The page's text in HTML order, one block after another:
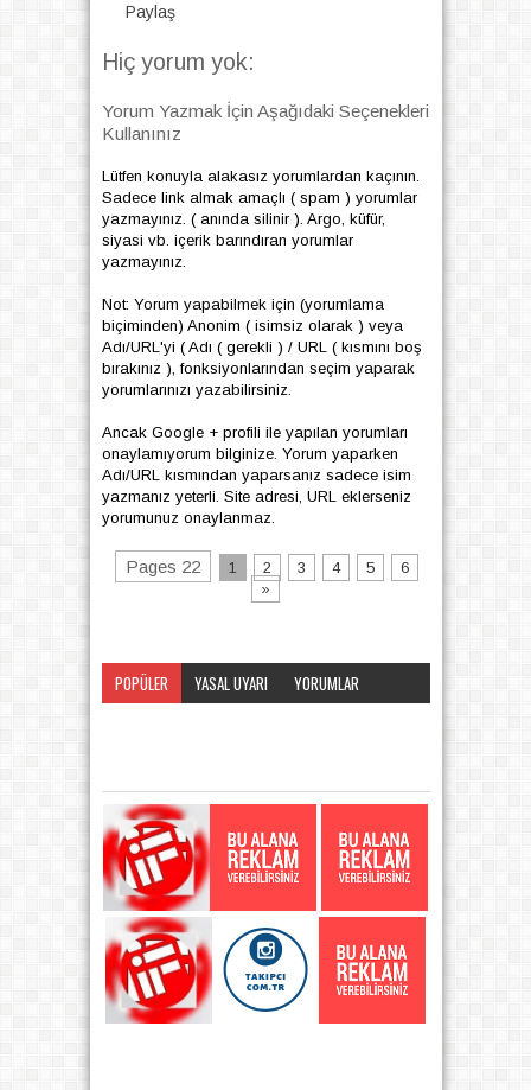
Paylaş
Hiç yorum yok:
Yorum Yazmak İçin Aşağıdaki Seçenekleri
Kullanınız
Lütfen konuyla alakasız yorumlardan kaçının.
Sadece link almak amaçlı ( spam ) yorumlar
yazmayınız. ( anında silinir ). Argo, küfür,
siyasi vb. içerik barındıran yorumlar
yazmayınız.
Not: Yorum yapabilmek için (yorumlama
biçiminden) Anonim ( isimsiz olarak ) veya
Adı/URL'yi ( Adı ( gerekli ) / URL ( kısmını boş
bırakınız ), fonksiyonlarından seçim yaparak
yorumlarınızı yazabilirsiniz.
Ancak Google + profili ile yapılan yorumları
onaylamıyorum bilginize. Yorum yaparken
Adı/URL kısmından yaparsanız sadece isim
yazmanız yeterli. Site adresi, URL eklerseniz
yorumunuz onaylanmaz.
Pages 22 1 2 3 4 5
6
»
POPÜLER YASAL UYARI
YORUMLAR